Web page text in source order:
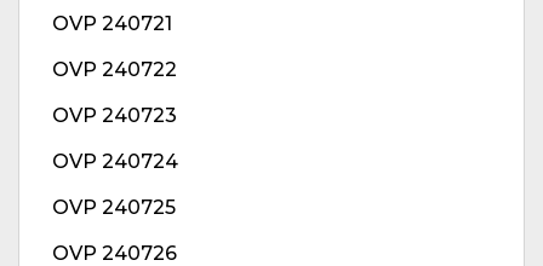
OVP 240721
OVP 240722
OVP 240723
OVP 240724
OVP 240725
OVP 240726